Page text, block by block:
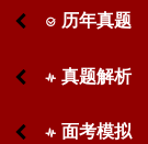
󰊧 历年真题
󰋙 真题解析
󰋙 面考模拟